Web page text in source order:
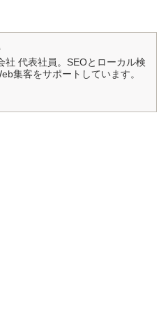
社 代表社員。SEOとローカル検
集客をサポートしています。